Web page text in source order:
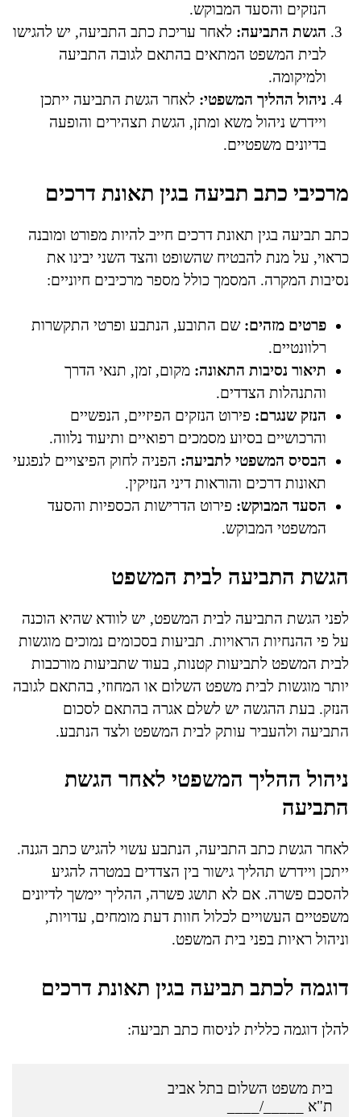
הנזקים והסעד המבוקש.
הגשת התביעה: לאחר עריכת כתב התביעה, יש להגישו
לבית המשפט המתאים בהתאם לגובה התביעה
ולמיקומה.
ניהול ההליך המשפטי: לאחר הגשת התביעה ייתכן
ויידרש ניהול משא ומתן, הגשת תצהירים והופעה
בדיונים משפטיים.
מרכיבי כתב תביעה בגין תאונת דרכים
כתב תביעה בגין תאונת דרכים חייב להיות מפורט ומובנה
כראוי, על מנת להבטיח שהשופט והצד השני יבינו את
נסיבות המקרה. המסמך כולל מספר מרכיבים חיוניים:
פרטים מזהים: שם התובע, הנתבע ופרטי התקשרות
רלוונטיים.
תיאור נסיבות התאונה: מקום, זמן, תנאי הדרך
והתנהלות הצדדים.
הנזק שנגרם: פירוט הנזקים הפיזיים, הנפשיים
והרכושיים בסיוע מסמכים רפואיים ותיעוד נלווה.
הבסיס המשפטי לתביעה: הפניה לחוק הפיצויים לנפגעי
תאונות דרכים והוראות דיני הנזיקין.
הסעד המבוקש: פירוט הדרישות הכספיות והסעד
המשפטי המבוקש.
הגשת התביעה לבית המשפט
לפני הגשת התביעה לבית המשפט, יש לוודא שהיא הוכנה
על פי ההנחיות הראויות. תביעות בסכומים נמוכים מוגשות
לבית המשפט לתביעות קטנות, בעוד שתביעות מורכבות
יותר מוגשות לבית משפט השלום או המחוזי, בהתאם לגובה
הנזק. בעת ההגשה יש לשלם אגרה בהתאם לסכום
התביעה ולהעביר עותק לבית המשפט ולצד הנתבע.
ניהול ההליך המשפטי לאחר הגשת
התביעה
לאחר הגשת כתב התביעה, הנתבע עשוי להגיש כתב הגנה.
ייתכן ויידרש תהליך גישור בין הצדדים במטרה להגיע
להסכם פשרה. אם לא תושג פשרה, ההליך יימשך לדיונים
משפטיים העשויים לכלול חוות דעת מומחים, עדויות,
וניהול ראיות בפני בית המשפט.
דוגמה לכתב תביעה בגין תאונת דרכים
להלן דוגמה כללית לניסוח כתב תביעה: